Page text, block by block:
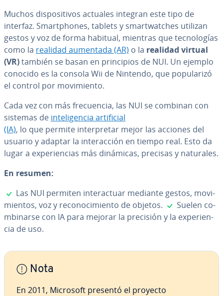
Muchos di­s­po­si­ti­vos actuales integran este tipo de
interfaz. Sma­r­t­pho­nes, tablets y sma­r­t­wa­t­ches utilizan
gestos y voz de forma habitual, mientras que te­c­no­lo­gías
como la realidad aumentada (AR) o la realidad virtual
(VR)también se basan en pri­n­ci­pios de NUI. Un ejemplo
conocido es la consola Wii de Nintendo, que po­pu­la­ri­zó
el control por mo­vi­mie­n­to.
Cada vez con más fre­cue­n­cia, las NUI se combinan con
sistemas de in­te­li­ge­n­cia ar­ti­fi­cial
(IA), lo que permite in­te­r­pre­tar mejor las acciones del
usuario y adaptar la in­ter­ac­ción en tiempo real. Esto da
lugar a ex­pe­rie­n­cias más dinámicas, precisas y naturales.
En resumen:
✓
Las NUI permiten in­ter­ac­tuar mediante gestos, mo­vi­
mie­n­tos, voz y re­co­no­ci­mie­n­to de objetos.
✓
Suelen co­
m­bi­nar­se con IA para mejorar la precisión y la ex­pe­rie­n­
cia de uso.
Nota
En 2011, Microsoft presentó el proyecto